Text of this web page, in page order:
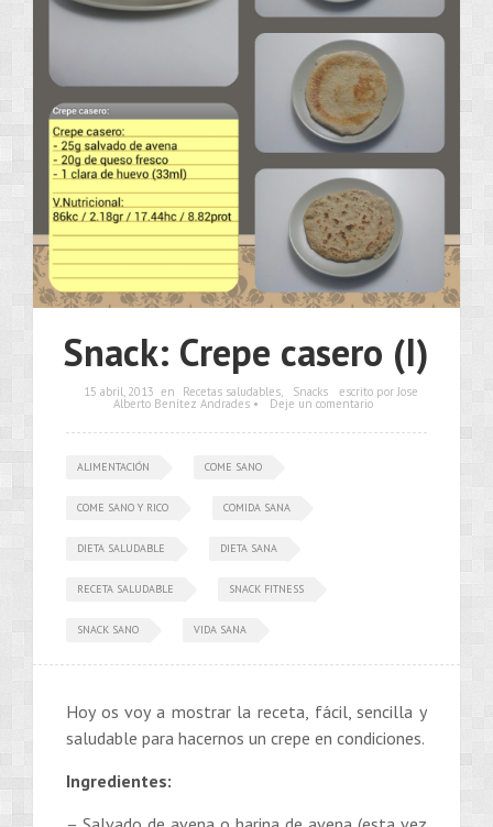
Snack: Crepe casero (I)
15 abril, 2013 en Recetas saludables, Snacks escrito por Jose
Alberto Benítez Andrades • Deje un comentario
ALIMENTACIÓN COME SANO
COME SANO Y RICO COMIDA SANA
DIETA SALUDABLE DIETA SANA
RECETA SALUDABLE SNACK FITNESS
SNACK SANO VIDA SANA
Hoy os voy a mostrar la receta, fácil, sencilla y
saludable para hacernos un crepe en condiciones.
Ingredientes: